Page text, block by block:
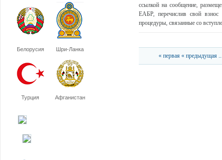
Белорусия Шри-Ланка
Турция Афганистан
ссылкой на сообщение,
ЕАБР, перечислив свой
процедуры, связанные со
« первая « предыдущая